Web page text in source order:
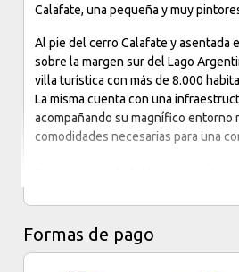
Calafate, una pequeña y muy
Al pie del cerro Calafate y asentada
sobre la margen sur del Lago
villa turística con más de 8.000
La misma cuenta con una
acompañando su magnífico entorno
comodidades necesarias para una
Por su proximidad al imponente
Es la ciudad mas cercana para
Formas de pago